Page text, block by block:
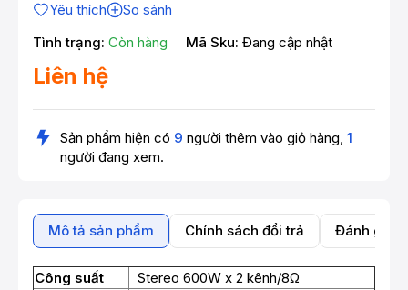
Yêu thích
So sánh
Tình trạng: Còn hàng Mã Sku: Đang cập nhật
Liên hệ
Sản phẩm hiện có 9 người thêm vào giỏ hàng, 1
người đang xem.
Mô tả sản phẩm Chính sách đổi trả Đánh giá
Công suất Stereo 600W x 2 kênh/8Ω